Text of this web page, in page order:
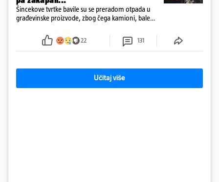
Šincekove tvrtke bavile su se preradom otpada u
građevinske proizvode, zbog čega kamioni, bale
22 131
Učitaj više